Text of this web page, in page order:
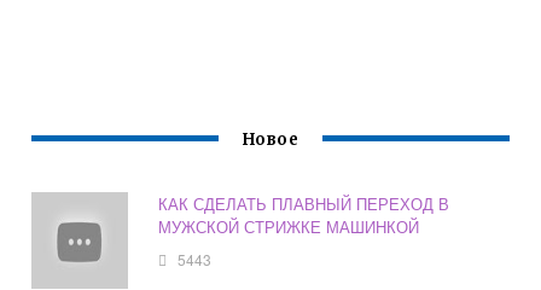
Новое
КАК СДЕЛАТЬ ПЛАВНЫЙ ПЕРЕХОД В
МУЖСКОЙ СТРИЖКЕ МАШИНКОЙ
5443